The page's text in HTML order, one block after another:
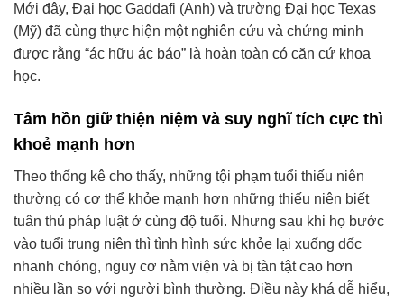
Mới đây, Đại học Gaddafi (Anh) và trường Đại học Texas
(Mỹ) đã cùng thực hiện một nghiên cứu và chứng minh
được rằng “ác hữu ác báo” là hoàn toàn có căn cứ khoa
học.
Tâm hồn giữ thiện niệm và suy nghĩ tích cực thì
khoẻ mạnh hơn
Theo thống kê cho thấy, những tội phạm tuổi thiếu niên
thường có cơ thể khỏe mạnh hơn những thiếu niên biết
tuân thủ pháp luật ở cùng độ tuổi. Nhưng sau khi họ bước
vào tuổi trung niên thì tình hình sức khỏe lại xuống dốc
nhanh chóng, nguy cơ nằm viện và bị tàn tật cao hơn
nhiều lần so với người bình thường. Điều này khá dễ hiểu,